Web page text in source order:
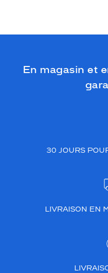
En magasin et
30 JOURS
LIVRAISON EN